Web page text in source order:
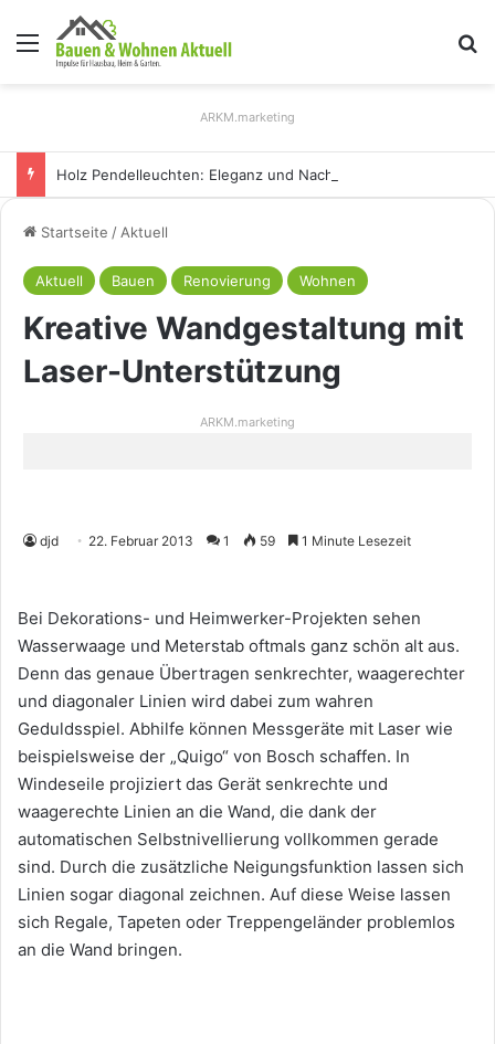
Menü
ARKM.marketing
Startseite / Aktuell
Aktuell Bauen Renovierung Wohnen
Kreative Wandgestaltung mit
Laser-Unterstützung
ARKM.marketing
djd 22. Februar 2013 1 59 1 Minute Lesezeit
Bei Dekorations- und Heimwerker-Projekten sehen
Wasserwaage und Meterstab oftmals ganz schön alt aus.
Denn das genaue Übertragen senkrechter, waagerechter
und diagonaler Linien wird dabei zum wahren
Geduldsspiel. Abhilfe können Messgeräte mit Laser wie
beispielsweise der „Quigo“ von Bosch schaffen. In
Windeseile projiziert das Gerät senkrechte und
waagerechte Linien an die Wand, die dank der
automatischen Selbstnivellierung vollkommen gerade
sind. Durch die zusätzliche Neigungsfunktion lassen sich
Linien sogar diagonal zeichnen. Auf diese Weise lassen
sich Regale, Tapeten oder Treppengeländer problemlos
an die Wand bringen.